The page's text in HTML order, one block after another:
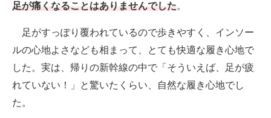
足が痛くなることはありませんでした。
足がすっぽり覆われているので歩きやすく、インソー
ルの心地よさなども相まって、とても快適な履き心地で
した。実は、帰りの新幹線の中で「そういえば、足が疲
れていない！」と驚いたくらい、自然な履き心地でし
た。